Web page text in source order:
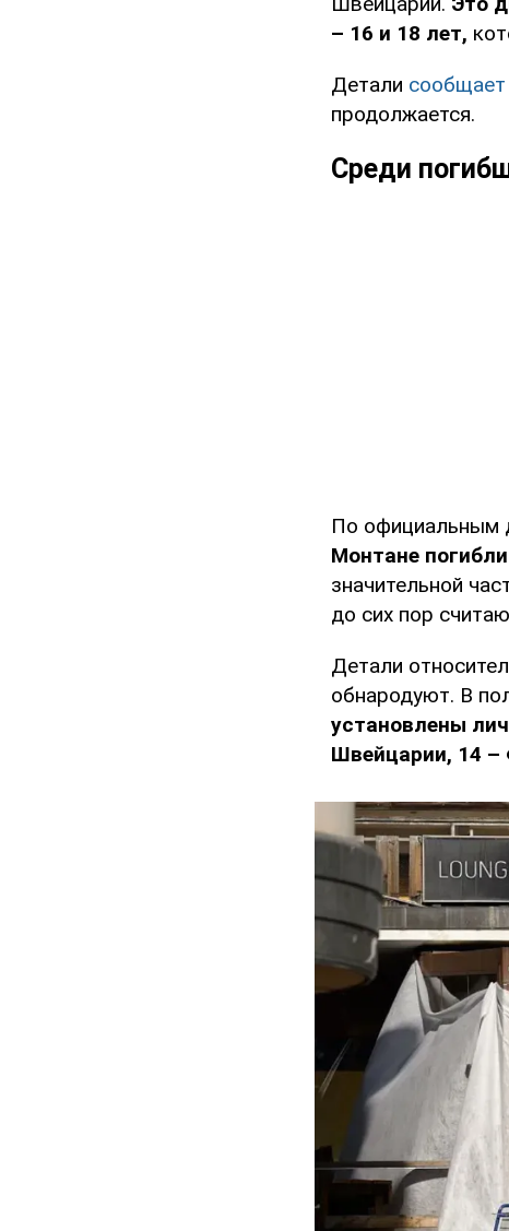
– 16 и 18 лет,
Детали сообщает
продолжается.
Среди
По официальным
Монтане
значительной
до сих пор
Детали
обнародуют. В
установлены
Швейцарии, 14 –